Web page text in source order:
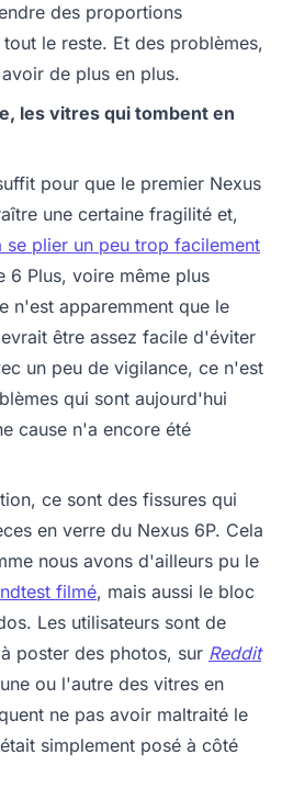
des proportions
le reste. Et des problèmes,
de plus en plus.
les vitres qui tombent en
pour que le premier Nexus
une certaine fragilité et,
se plier un peu trop facilement
6 Plus, voire même plus
n'est apparemment que le
être assez facile d'éviter
un peu de vigilance, ce n'est
qui sont aujourd'hui
cause n'a encore été
ce sont des fissures qui
en verre du Nexus 6P. Cela
nous avons d'ailleurs pu le
filmé, mais aussi le bloc
Les utilisateurs sont de
poster des photos, sur Reddit
ou l'autre des vitres en
ne pas avoir maltraité le
simplement posé à côté